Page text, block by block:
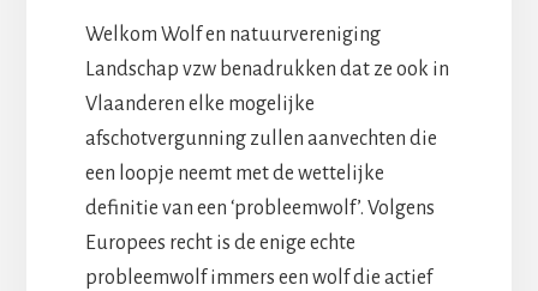
Welkom Wolf en natuurvereniging
Landschap vzw benadrukken dat ze ook in
Vlaanderen elke mogelijke
afschotvergunning zullen aanvechten die
een loopje neemt met de wettelijke
definitie van een ‘probleemwolf’. Volgens
Europees recht is de enige echte
probleemwolf immers een wolf die actief